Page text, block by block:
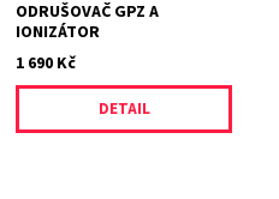
ODRUŠOVAČ GPZ A
IONIZÁTOR
1 690 Kč
DETAIL